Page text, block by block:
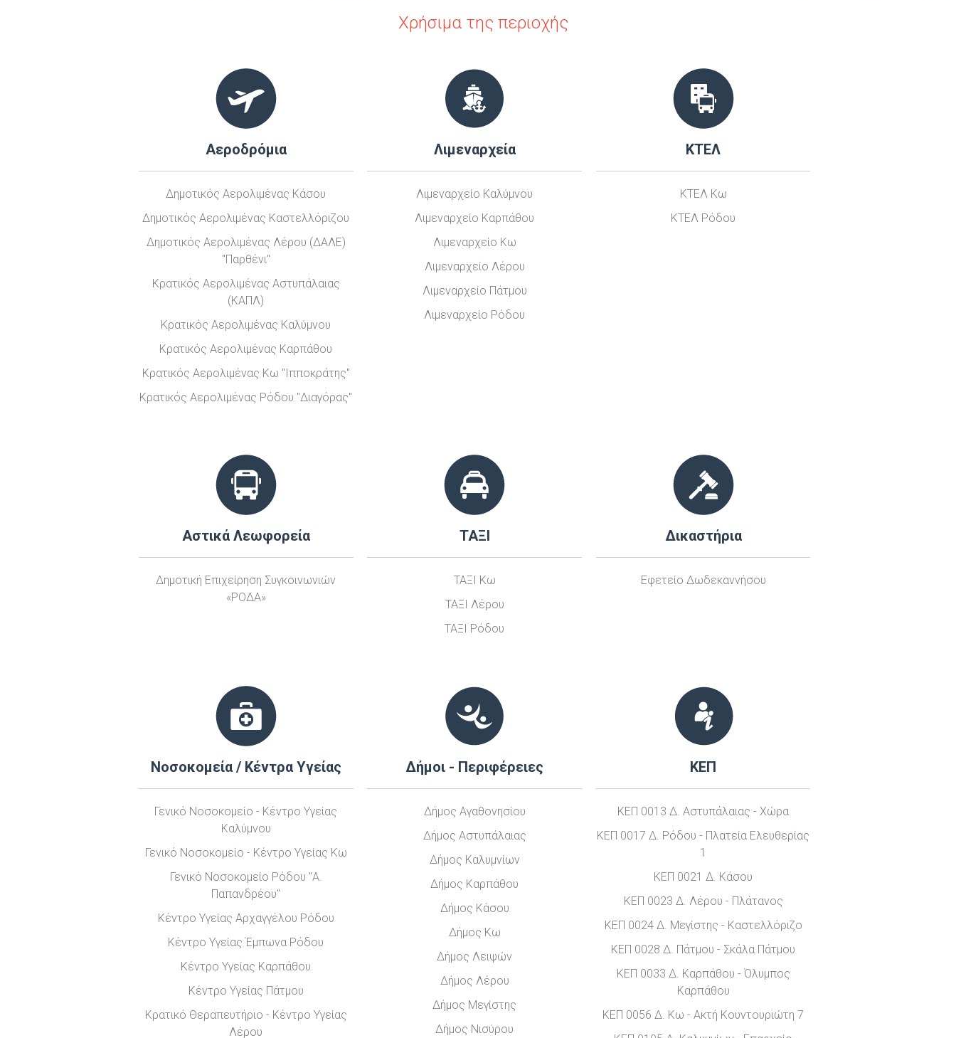
Ο
Χρήσιμα της περιοχής
Αεροδρόμια
Δημοτικός Αερολιμένας Κάσου
Δημοτικός Αερολιμένας Καστελλόριζου
Δημοτικός Αερολιμένας Λέρου (ΔΑΛΕ)
"Παρθένι"
Κρατικός Αερολιμένας Αστυπάλαιας
(ΚΑΠΛ)
Κρατικός Αερολιμένας Καλύμνου
Κρατικός Αερολιμένας Καρπάθου
Κρατικός Αερολιμένας Κω "Ιπποκράτης"
Κρατικός Αερολιμένας Ρόδου "Διαγόρας"
Λιμεναρχεία
Λιμεναρχείο Καλύμνου
Λιμεναρχείο Καρπάθου
Λιμεναρχείο Κω
Λιμεναρχείο Λέρου
Λιμεναρχείο Πάτμου
Λιμεναρχείο Ρόδου
ΚΤΕΛ
ΚΤΕΛ Κω
ΚΤΕΛ Ρόδου
Αστικά Λεωφορεία
Δημοτική Επιχείρηση Συγκοινωνιών
«ΡΟΔΑ»
ΤΑΞΙ
ΤΑΞΙ Κω
ΤΑΞΙ Λέρου
ΤΑΞΙ Ρόδου
Δικαστήρια
Εφετείο Δωδεκαννήσου
Νοσοκομεία / Κέντρα Υγείας
Γενικό Νοσοκομείο - Κέντρο Υγείας
Καλύμνου
Γενικό Νοσοκομείο - Κέντρο Υγείας Κω
Γενικό Νοσοκομείο Ρόδου "Α.
Παπανδρέου"
Κέντρο Υγείας Αρχαγγέλου Ρόδου
Κέντρο Υγείας Έμπωνα Ρόδου
Κέντρο Υγείας Καρπάθου
Κέντρο Υγείας Πάτμου
Κρατικό Θεραπευτήριο - Κέντρο Υγείας
Λέρου
Δήμοι - Περιφέρειες
Δήμος Αγαθονησίου
Δήμος Αστυπάλαιας
Δήμος Καλυμνίων
Δήμος Καρπάθου
Δήμος Κάσου
Δήμος Κω
Δήμος Λειψών
Δήμος Λέρου
Δήμος Μεγίστης
Δήμος Νισύρου
ΚΕΠ
ΚΕΠ 0013 Δ. Αστυπάλαιας - Χώρα
ΚΕΠ 0017 Δ. Ρόδου - Πλατεία Ελευθερίας
1
ΚΕΠ 0021 Δ. Κάσου
ΚΕΠ 0023 Δ. Λέρου - Πλάτανος
ΚΕΠ 0024 Δ. Μεγίστης - Καστελλόριζο
ΚΕΠ 0028 Δ. Πάτμου - Σκάλα Πάτμου
ΚΕΠ 0033 Δ. Καρπάθου - Όλυμπος
Καρπάθου
ΚΕΠ 0056 Δ. Κω - Ακτή Κουντουριώτη 7